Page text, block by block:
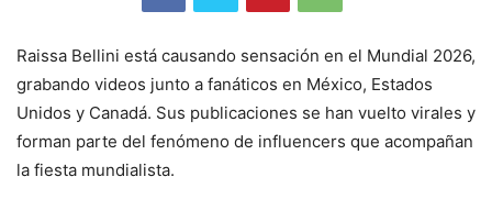
Raissa Bellini está causando sensación en el Mundial 2026,
grabando videos junto a fanáticos en México, Estados
Unidos y Canadá. Sus publicaciones se han vuelto virales y
forman parte del fenómeno de influencers que acompañan
la fiesta mundialista.